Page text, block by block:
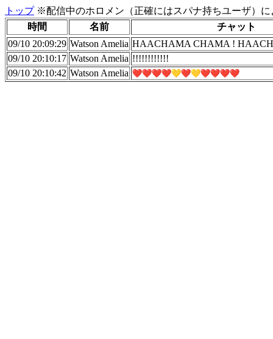
トップ※配信中のホロメン（正確にはスパナ持ちユーザ）
時間
名前
チャット
09/10 20:09:29 Watson Amelia HAACHAMA CHAMA !
09/10 20:10:17 Watson Amelia !!!!!!!!!!!!
09/10 20:10:42 Watson Amelia